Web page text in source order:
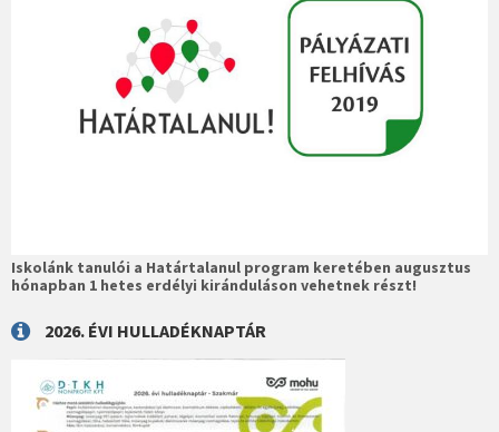
Iskolánk tanulói a Határtalanul program keretében augusztus
hónapban 1 hetes erdélyi kiránduláson vehetnek részt!
2026. ÉVI HULLADÉKNAPTÁR